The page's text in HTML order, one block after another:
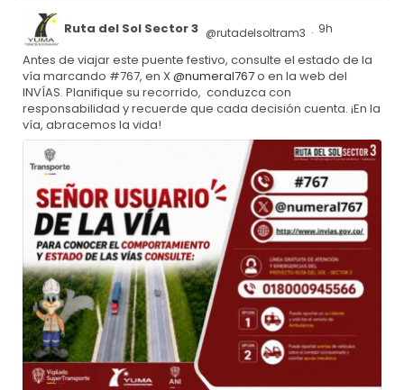
Ruta del Sol Sector 3 @rutadelsoltram3 · 9h
Antes de viajar este puente festivo, consulte el estado de la
vía marcando #767, en X@numeral767o en la web del
INVÍAS. Planifique su recorrido, conduzca con
responsabilidad y recuerde que cada decisión cuenta. ¡En la
vía, abracemos la vida!